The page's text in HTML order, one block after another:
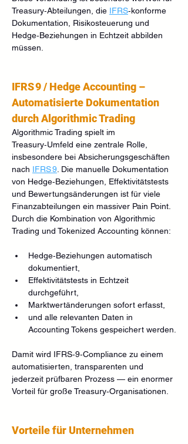
Treasury‑Abteilungen, die IFRS‑konforme
Dokumentation, Risikosteuerung und
Hedge‑Beziehungen in Echtzeit abbilden
müssen.
IFRS 9 / Hedge Accounting –
Automatisierte Dokumentation
durch Algorithmic Trading
Algorithmic Trading spielt im
Treasury‑Umfeld eine zentrale Rolle,
insbesondere bei Absicherungsgeschäften
nach IFRS 9 . Die manuelle Dokumentation
von Hedge‑Beziehungen, Effektivitätstests
und Bewertungsänderungen ist für viele
Finanzabteilungen ein massiver Pain Point.
Durch die Kombination von Algorithmic
Trading und Tokenized Accounting können:
Hedge‑Beziehungen automatisch
dokumentiert,
Effektivitätstests in Echtzeit
durchgeführt,
Marktwertänderungen sofort erfasst,
und alle relevanten Daten in
Accounting Tokens gespeichert werden.
Damit wird IFRS‑9‑Compliance zu einem
automatisierten, transparenten und
jederzeit prüfbaren Prozess — ein enormer
Vorteil für große Treasury‑Organisationen.
Vorteile für Unternehmen